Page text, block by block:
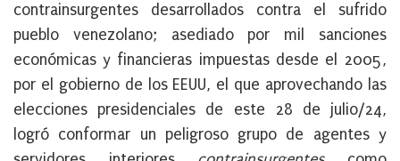
contrainsurgentes desarrollados contra el sufrido
pueblo venezolano; asediado por mil sanciones
económicas y financieras impuestas desde el 2005,
por el gobierno de los EEUU, el que aprovechando las
elecciones presidenciales de este 28 de julio/24,
logró conformar un peligroso grupo de agentes y